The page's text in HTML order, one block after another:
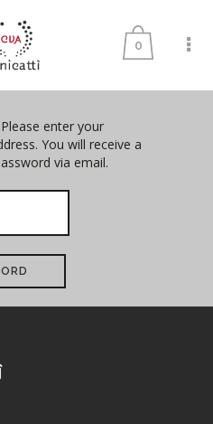
0
enter your
You will receive a
via email.